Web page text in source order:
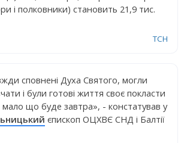
і полковники) становить 21,9 тис.
ТСН
сповнені Духа Святого, могли
і були готові життя своє покласти
що буде завтра», - констатував у
єпископ ОЦХВЄ СНД і Балтії